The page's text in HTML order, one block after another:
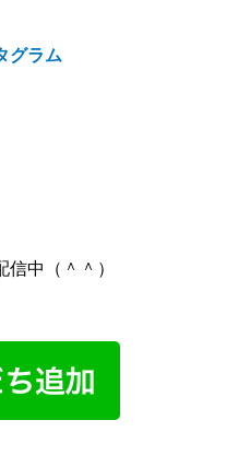
グラム
中（＾＾）